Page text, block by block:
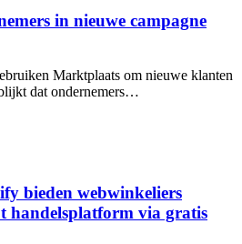
in nieuwe campagne
Marktplaats om nieuwe klanten
dat ondernemers…
bieden webwinkeliers
handelsplatform via gratis